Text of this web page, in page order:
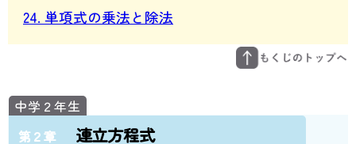
24. 単項式の乗法と除法
第２章 連立方程式